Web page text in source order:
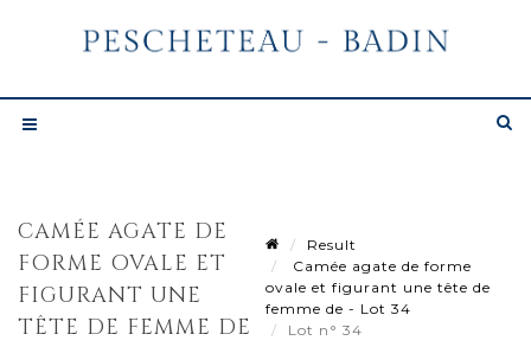
CAMÉE AGATE DE
FORME OVALE ET
FIGURANT UNE
TÊTE DE FEMME DE
Result
Camée agate de forme
ovale et figurant une tête de
femme de - Lot 34
Lot n° 34